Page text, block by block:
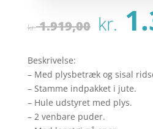
kr.1.919,00 Den
var:
kr.
kr.
Beskrivelse:
– Med plysbetræk og sisal
– Stamme indpakket i jute.
– Hule udstyret med plys.
– 2 venbare puder.